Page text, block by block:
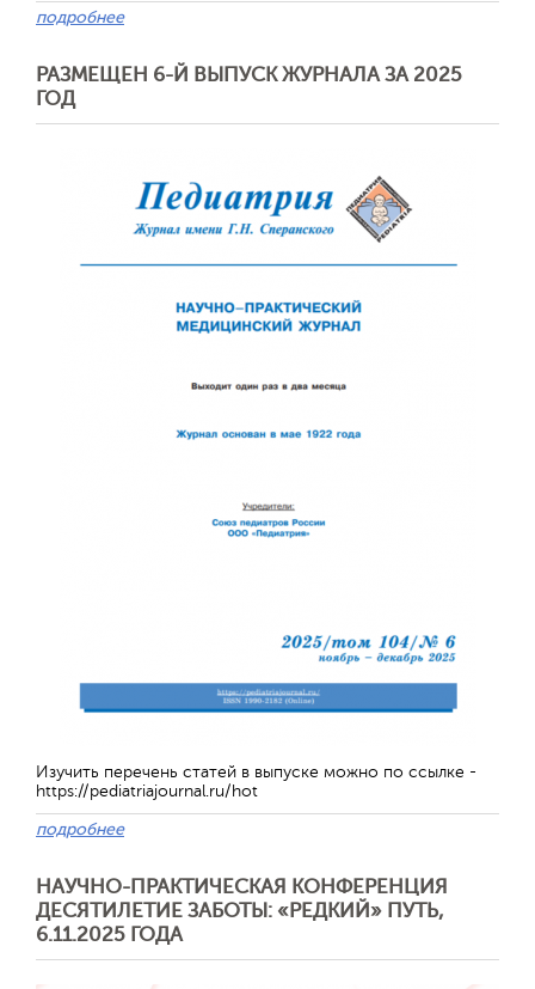
подробнее
РАЗМЕЩЕН 6-Й ВЫПУСК ЖУРНАЛА ЗА 2025
ГОД
Изучить перечень статей в выпуске можно по ссылке -
https://pediatriajournal.ru/hot
подробнее
НАУЧНО-ПРАКТИЧЕСКАЯ КОНФЕРЕНЦИЯ
ДЕСЯТИЛЕТИЕ ЗАБОТЫ: «РЕДКИЙ» ПУТЬ,
6.11.2025 ГОДА
Обратная